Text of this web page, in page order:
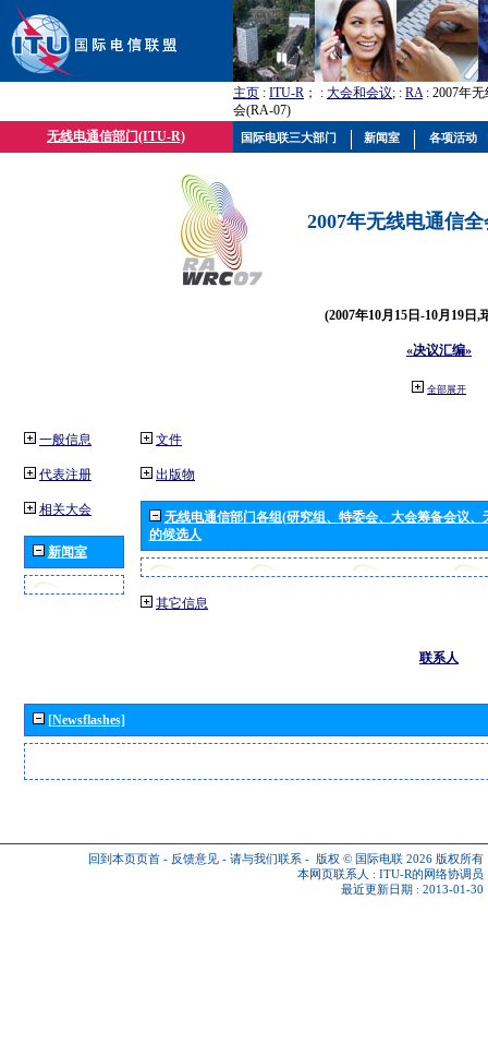
主页 : ITU-R ； : 大会和会议; : RA: 2007年
会(RA-07)
无线电通信部门(ITU-R)
2007年无线电通信
(2007年10月15日-10月19日,
«决议汇编»
全部展开
一般信息
代表注册
相关大会
新闻室
文件
出版物
无线电通信部门各组(研究组、特委会、大会筹备会议
的候选人
其它信息
联系人
[Newsflashes]
回到本页页首 - 反馈意见 - 请与我们联系 - 版权 © 国际电联 2026 版权所有
本网页联系人 : ITU-R的网络协调员
最近更新日期 : 2013-01-30
国际电联三大部门 新闻室 各项活动